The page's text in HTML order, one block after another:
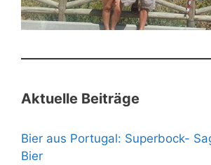
Aktuelle Beiträge
Bier aus Portugal: Superbock-
Bier